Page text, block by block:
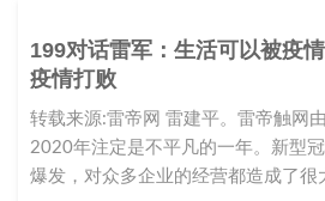
199对话雷军：生活可以被疫
疫情打败
转载来源:雷帝网 雷建平。雷帝触网
2020年注定是不平凡的一年。新型
爆发，对众多企业的经营都造成了很